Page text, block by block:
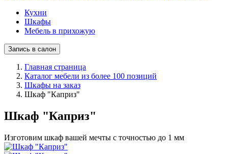
Кухни
Шкафы
Мебель в прихожую
Запись в салон
Главная страница
Каталог мебели из более 100 позиций
Шкафы на заказ
Шкаф "Каприз"
Шкаф "Каприз"
Изготовим шкаф вашей мечты с точностью до 1 мм